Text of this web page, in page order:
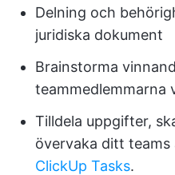
Delning och
juridiska dokument
Brainstorma
teammedlemmarna
Tilldela uppgifter,
övervaka ditt
ClickUp Tasks.